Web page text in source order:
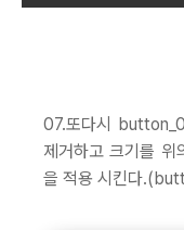
07.또다시
제거하고 크기를 위
을 적용 시킨다